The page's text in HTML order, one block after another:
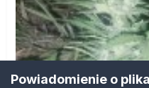
Powiadomienie o